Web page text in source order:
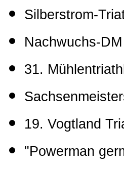
Silberstrom-
Nachwuchs-
31.
19. Vogtland
"Powerman